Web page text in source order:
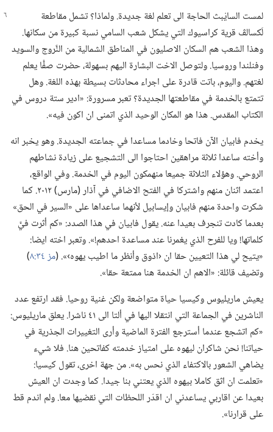
لمست السايْبث الحاجة الى تعلم لغة جديدة.‏ ولماذا؟‏تشمل مقاطعة
لَكسالڤ قرية كراسيوك التي يشكل شعب السامي نسبة كبيرة من سكانها.‏
وهذا الشعب هم السكان الاصليون في المناطق الشمالية من النَّروج والسويد
وفنلندا وروسيا.‏ ولتوصل الاخت البشارة اليهم بسهولة،‏ حضرت صفًّا يعلم
لغتهم.‏ واليوم،‏ باتت قادرة على اجراء محادثات بسيطة بهذه اللغة.‏ وهل
تتمتع بالخدمة في مقاطعتها الجديدة؟‏ تعبر مسرورة:‏ «ادير ستة دروس في
الكتاب المقدس.‏ هذا هو المكان الوحيد الذي اتمنى ان اكون فيه».‏
يخدم فابيان الآن فاتحا وخادما مساعدا في جماعته الجديدة.‏ وهو يخبر انه
وأخته ساعدا ثلاثة مراهقين احتاجوا الى التشجيع على زيادة نشاطهم
الروحي.‏ وهؤلاء الثلاثة جميعا منهمكون اليوم في الخدمة.‏ وفي الواقع،‏
اعتمد اثنان منهم واشتركا في الفتح الاضافي في آذار (‏مارس)‏ ٢٠١٢.‏ كما
شكرت واحدة منهم فابيان وإيسابيل لأنهما ساعداها على «السير في الحق»
بعدما كادت تنجرف بعيدا عنه.‏ يقول فابيان في هذا الصدد:‏ «كم أثرت فيَّ
كلماتها!‏ ويا للفرح الذي يغمرنا عند مساعدة احدهم!‏».‏ وتعبر اخته ايضا:‏
«يتيح لي هذا التعيين حقا ان ‹اذوق وأنظر ما اطيب يهوه›».‏ (‏مز ٣٤:‏٨
‏)‏
وتضيف قائلة:‏ «الاهم ان الخدمة هنا ممتعة حقا».‏
يعيش ماريليوس وكيسيا حياة متواضعة ولكن غنية روحيا.‏ فقد ارتفع عدد
الناشرين في الجماعة التي انتقلا اليها في ألتا الى ٤١ ناشرا.‏ يعلق ماريليوس:‏
«كم اتشجع عندما أسترجع الفترة الماضية وأرى التغييرات الجذرية في
حياتنا!‏ نحن شاكران ليهوه على امتياز خدمته كفاتحين هنا.‏ فلا شيء
يضاهي الشعور بالاكتفاء الذي نحس به».‏ من جهة اخرى،‏ تقول كيسيا:‏
«تعلمت ان اثق كاملا بيهوه الذي يعتني بنا جيدا.‏ كما وجدت ان العيش
بعيدا عن اقاربي يساعدني ان اقدّر اللحظات التي نقضيها معا.‏ ولم اندم قط
على قرارنا».‏